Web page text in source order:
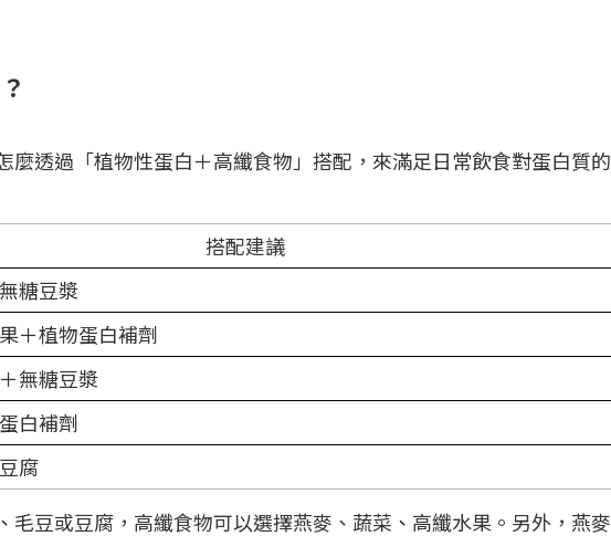
透過「植物性蛋白＋高纖食物」搭配，來滿足日常飲食對蛋白質的
搭配建議
糖豆漿
＋植物蛋白補劑
無糖豆漿
白補劑
腐
豆或豆腐，高纖食物可以選擇燕麥、蔬菜、高纖水果。另外，燕麥